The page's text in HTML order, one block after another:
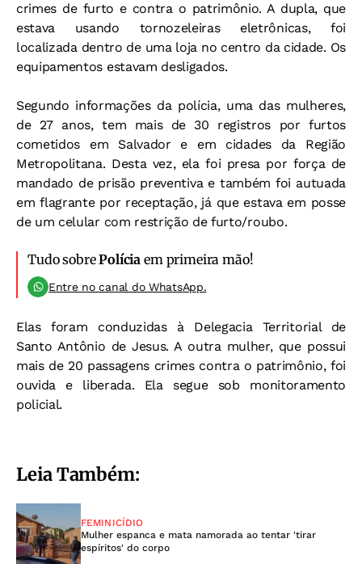
crimes de furto e contra o patrimônio. A dupla, que
estava usando tornozeleiras eletrônicas, foi
localizada dentro de uma loja no centro da cidade. Os
equipamentos estavam desligados.
Segundo informações da polícia, uma das mulheres,
de 27 anos, tem mais de 30 registros por furtos
cometidos em Salvador e em cidades da Região
Metropolitana. Desta vez, ela foi presa por força de
mandado de prisão preventiva e também foi autuada
em flagrante por receptação, já que estava em posse
de um celular com restrição de furto/roubo.
Tudo sobrePolícia em primeira mão!
Entre no canal do WhatsApp.
Elas foram conduzidas à Delegacia Territorial de
Santo Antônio de Jesus. A outra mulher, que possui
mais de 20 passagens crimes contra o patrimônio, foi
ouvida e liberada. Ela segue sob monitoramento
policial.
Leia Também:
FEMINICÍDIO
Mulher espanca e mata namorada ao tentar 'tirar
espíritos' do corpo